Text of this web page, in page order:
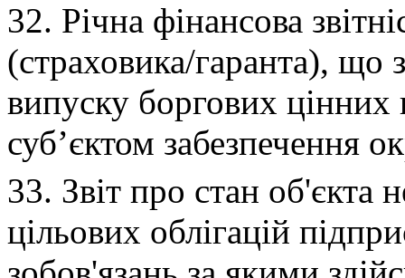
32. Річна фінансова
(страховика/гаранта), що
випуску боргових цінних
суб’єктом забезпечення
33. Звіт про стан об'єкта
цільових облігацій